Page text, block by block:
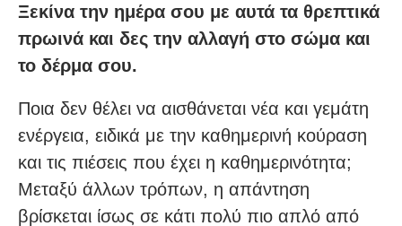
Ξεκίνα την ημέρα σου με αυτά τα θρεπτικά
πρωινά και δες την αλλαγή στο σώμα και
το δέρμα σου.
Ποια δεν θέλει να αισθάνεται νέα και γεμάτη
ενέργεια, ειδικά με την καθημερινή κούραση
και τις πιέσεις που έχει η καθημερινότητα;
Μεταξύ άλλων τρόπων, η απάντηση
βρίσκεται ίσως σε κάτι πολύ πιο απλό από